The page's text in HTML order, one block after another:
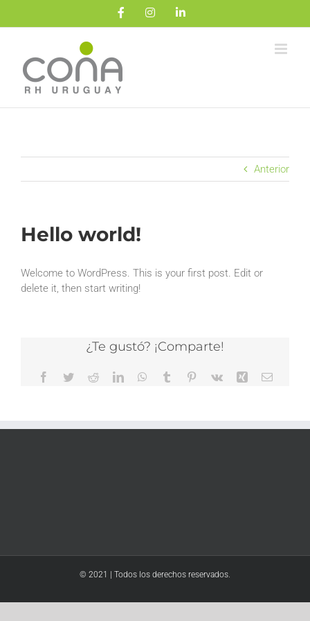
FacebookInstagramLinkedIn
Anterior
Hello world!
Welcome to WordPress. This is your first post. Edit or
delete it, then start writing!
¿Te gustó? ¡Comparte!
Facebook
TwitterRedditLinkedInWhatsApp
Tumblr Pinterest
Vk Xing Correo
© 2021 | Todos los derechos reservados.